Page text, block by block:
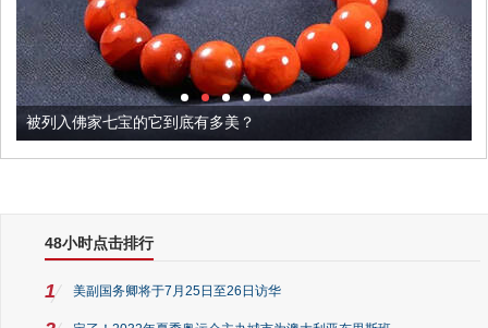
宝的它到底有多美？
48小时点击排行
1 美副国务卿将于7月25日至26日访华